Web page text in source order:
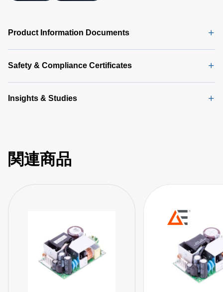
Product Information Documents
Safety & Compliance Certificates
Insights & Studies
関連商品